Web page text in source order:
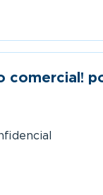
comercial!